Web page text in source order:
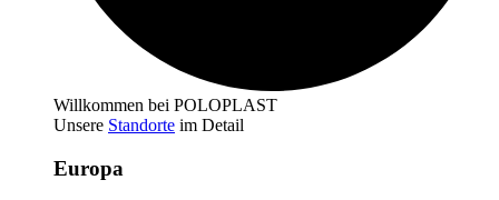
Willkommen bei POLOPLAST
Unsere Standorte im Detail
Europa